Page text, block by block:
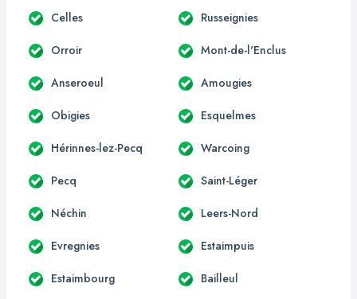
Celles Russeignies
Orroir Mont-de-l'Enclus
Anseroeul Amougies
Obigies Esquelmes
Hérinnes-lez-Pecq Warcoing
Pecq Saint-Léger
Néchin Leers-Nord
Evregnies Estaimpuis
Estaimbourg Bailleul